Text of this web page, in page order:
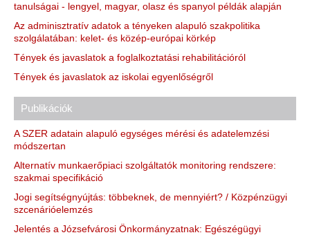
tanulságai - lengyel, magyar, olasz és spanyol példák alapján
Az adminisztratív adatok a tényeken alapuló szakpolitika
szolgálatában: kelet- és közép-európai körkép
Tények és javaslatok a foglalkoztatási rehabilitációról
Tények és javaslatok az iskolai egyenlőségről
Publikációk
A SZER adatain alapuló egységes mérési és adatelemzési
módszertan
Alternatív munkaerőpiaci szolgáltatók monitoring rendszere:
szakmai specifikáció
Jogi segítségnyújtás: többeknek, de mennyiért? / Közpénzügyi
szcenárióelemzés
Jelentés a Józsefvárosi Önkormányzatnak: Egészégügyi